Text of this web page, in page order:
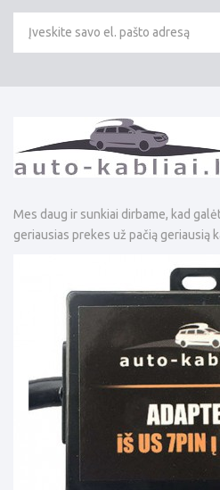
Mes daug ir sunkiai dirbame, kad
geriausias prekes už pačią geriausią